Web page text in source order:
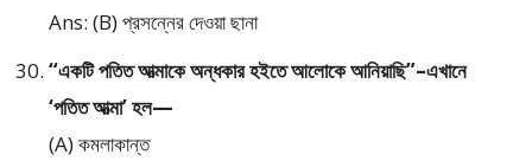
Ans: (B) প্রসন্নের দেওয়া ছানা
“একটি পতিত আত্মাকে অন্ধকার হইতে আলোকে আনিয়াছি”–এখানে
‘পতিত আত্মা’ হল—
(A) কমলাকান্ত